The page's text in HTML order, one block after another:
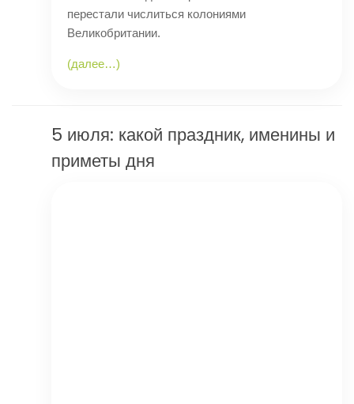
перестали числиться колониями
Великобритании.
(далее…)
5 июля: какой праздник, именины и
приметы дня